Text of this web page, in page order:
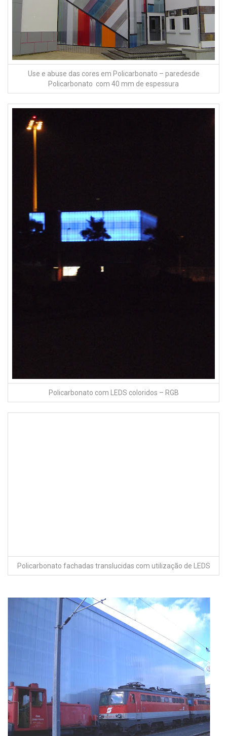
Use e abuse das cores em Policarbonato – paredesde
Policarbonato com 40 mm de espessura
Policarbonato com LEDS coloridos – RGB